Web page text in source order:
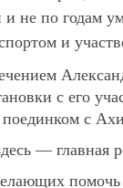
не по годам
и
с его
с
— главная
помочь